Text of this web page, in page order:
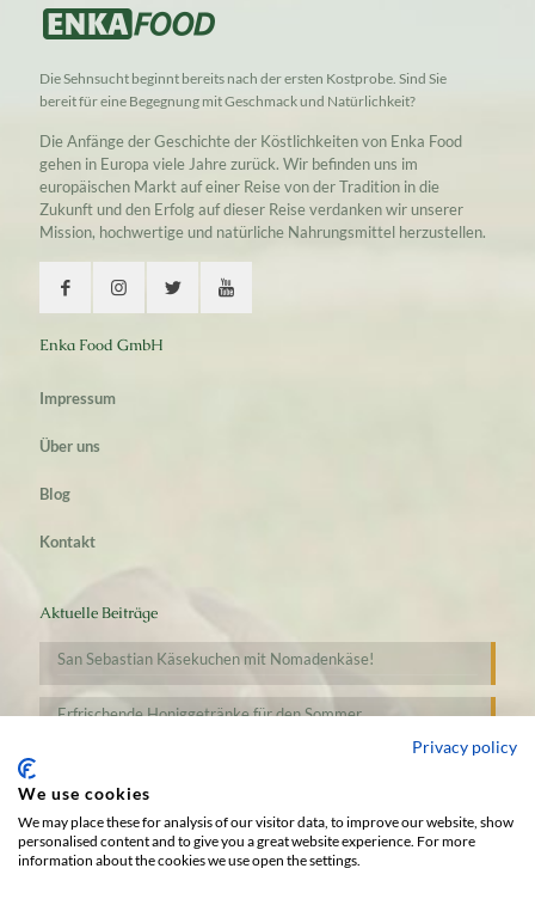
Die Sehnsucht beginnt bereits nach der ersten Kostprobe. Sind Sie
bereit für eine Begegnung mit Geschmack und Natürlichkeit?
Die Anfänge der Geschichte der Köstlichkeiten von Enka Food
gehen in Europa viele Jahre zurück. Wir befinden uns im
europäischen Markt auf einer Reise von der Tradition in die
Zukunft und den Erfolg auf dieser Reise verdanken wir unserer
Mission, hochwertige und natürliche Nahrungsmittel herzustellen.
Enka Food GmbH
Impressum
Über uns
Blog
Kontakt
Aktuelle Beiträge
San Sebastian Käsekuchen mit Nomadenkäse!
Erfrischende Honiggetränke für den Sommer
Privacy policy
We use cookies
We may place these for analysis of our visitor data, to improve our website, show
personalised content and to give you a great website experience. For more
information about the cookies we use open the settings.